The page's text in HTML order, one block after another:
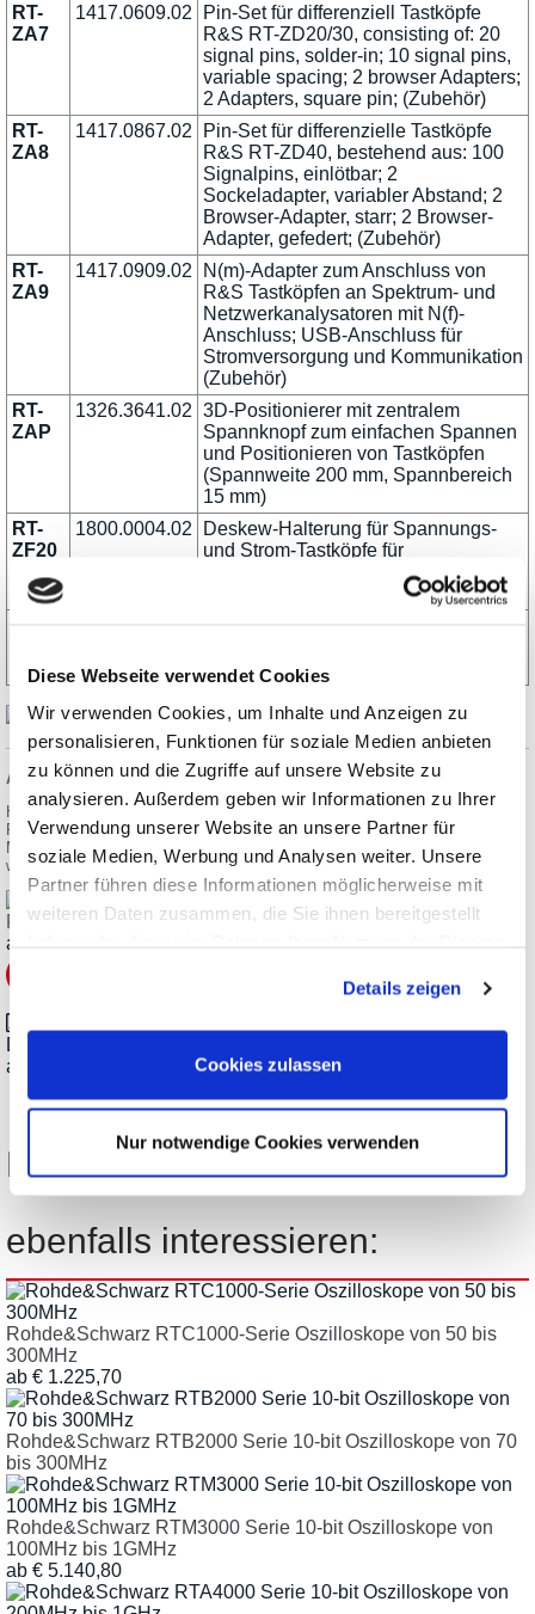
Diese Webseite verwendet Cookies
Wir verwenden Cookies, um Inhalte und Anzeigen zu
personalisieren, Funktionen für soziale Medien anbieten
zu können und die Zugriffe auf unsere Website zu
analysieren. Außerdem geben wir Informationen zu Ihrer
Verwendung unserer Website an unsere Partner für
soziale Medien, Werbung und Analysen weiter. Unsere
Partner führen diese Informationen möglicherweise mit
weiteren Daten zusammen, die Sie ihnen bereitgestellt
Details zeigen
Cookies zulassen
Nur notwendige Cookies verwenden
RT-
ZA7
1417.0609.02
Pin-Set für differenziell Tastköpfe
R&S RT-ZD20/30, consisting of: 20
signal pins, solder-in; 10 signal pins,
variable spacing; 2 browser Adapters;
2 Adapters, square pin; (Zubehör)
RT-
ZA8
1417.0867.02
Pin-Set für differenzielle Tastköpfe
R&S RT-ZD40, bestehend aus: 100
Signalpins, einlötbar; 2
Sockeladapter, variabler Abstand; 2
Browser-Adapter, starr; 2 Browser-
Adapter, gefedert; (Zubehör)
RT-
ZA9
1417.0909.02
N(m)-Adapter zum Anschluss von
R&S Tastköpfen an Spektrum- und
Netzwerkanalysatoren mit N(f)-
Anschluss; USB-Anschluss für
Stromversorgung und Kommunikation
(Zubehör)
RT-
ZAP
1326.3641.02 3D-Positionierer mit zentralem
Spannknopf zum einfachen Spannen
und Positionieren von Tastköpfen
(Spannweite 200 mm, Spannbereich
15 mm)
RT-
ZF20
1800.0004.02
Deskew-Halterung für Spannungs-
und Strom-Tastköpfe für
Leistungsmessung; inkl. USB 2.0
Kabel für Stromversorgung (Zubehör)
R&S RTO-K22 (Zubehör)
Angaben zur Produktsicherheit:
Hersteller:
Rohde & Schwarz GmbH & Co. KG, Mühldorfstraße 15, 81671
München/DEU
www.rohde-schwarz.com
Rohde&Schwarz Tastköpfe
ab
Datenblatt_RohdeUndSchwarz_Probes-and-
accessories_de.pdf
Diese Produkte könnten Sie
ebenfalls interessieren:
Rohde&Schwarz RTC1000-Serie Oszilloskope von 50 bis
300MHz
ab € 1.225,70
Rohde&Schwarz RTB2000 Serie 10-bit Oszilloskope von 70
bis 300MHz
Rohde&Schwarz RTM3000 Serie 10-bit Oszilloskope von
100MHz bis 1GMHz
ab € 5.140,80